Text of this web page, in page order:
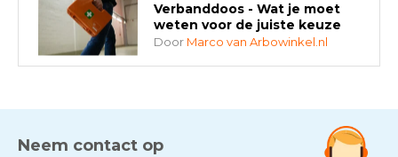
Verbanddoos - Wat je moet
weten voor de juiste keuze
Door Marco van Arbowinkel.nl
AED-apparaten - Welke past
Door Marco van Arbowinkel.nl
Neem contact op